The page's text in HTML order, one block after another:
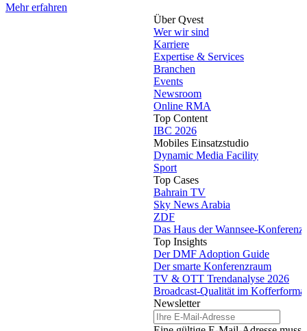
Mehr erfahren
Über Qvest
Wer wir sind
Karriere
Expertise & Services
Branchen
Events
Newsroom
Online RMA
Top Content
IBC 2026
Mobiles Einsatzstudio
Dynamic Media Facility
Sport
Top Cases
Bahrain TV
Sky News Arabia
ZDF
Das Haus der Wannsee-Konferenz
Top Insights
Der DMF Adoption Guide
Der smarte Konferenzraum
TV & OTT Trendanalyse 2026
Broadcast-Qualität im Kofferformat
Newsletter